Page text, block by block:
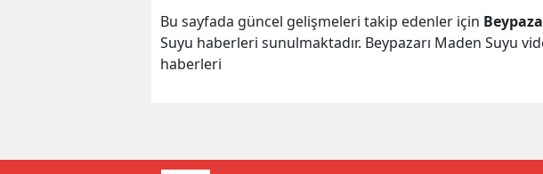
Bu sayfada güncel gelişmeleri takip edenler için
Suyu haberleri sunulmaktadır. Beypazarı Maden Suyu
haberleri